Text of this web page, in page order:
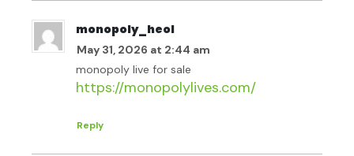
monopoly_heol
May 31, 2026 at 2:44 am
monopoly live for sale
https://monopolylives.com/
Reply